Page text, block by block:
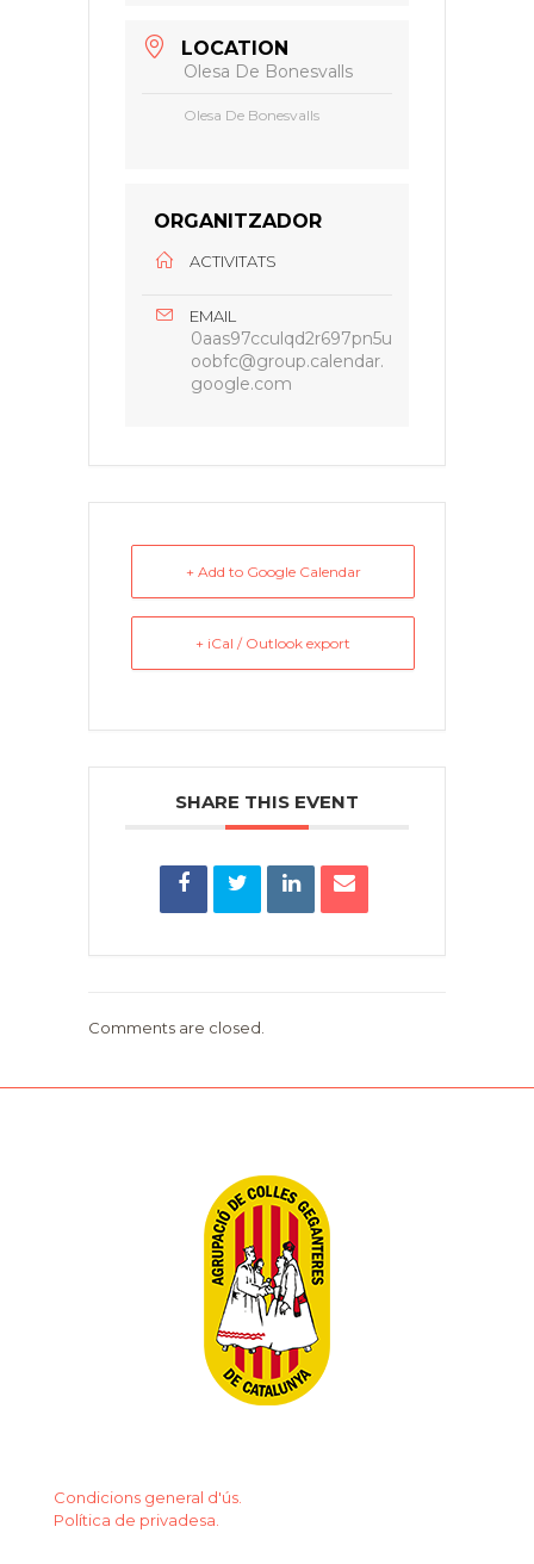
LOCATION
Olesa De Bonesvalls
Olesa De Bonesvalls
ORGANITZADOR
ACTIVITATS
EMAIL
0aas97cculqd2r697pn5u
oobfc@group.calendar.
google.com
+ Add to Google Calendar
+ iCal / Outlook export
SHARE THIS EVENT
Comments are closed.
Condicions general d'ús.
Política de privadesa.